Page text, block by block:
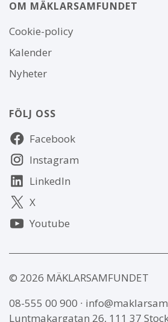
OM MÄKLARSAMFUNDET
Om
webbplatsen
Cookie-policy
Kalender
Nyheter
FÖLJ OSS
Följ
oss Facebook
Instagram
LinkedIn
X
Youtube
© 2026 MÄKLARSAMFUNDET
08-555 00 900 ∙
Luntmakargatan 26, 111 37